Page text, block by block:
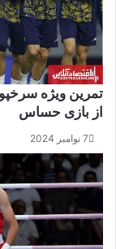
تمرین ویژه
از بازی حساس
7 نوامبر 2024